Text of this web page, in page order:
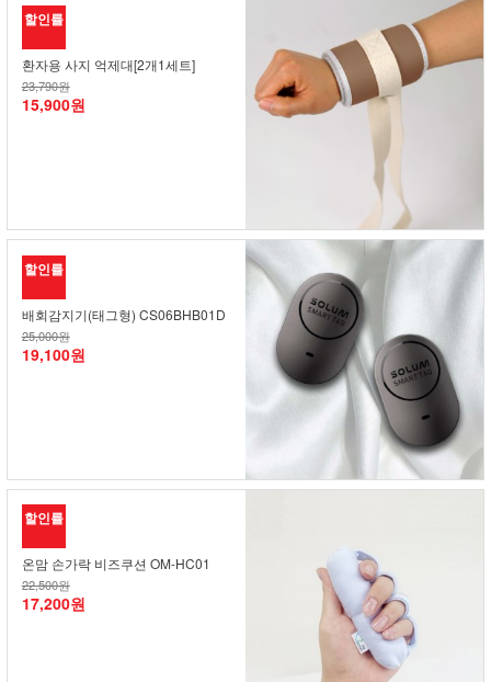
할인률
환자용 사지 억제대[2개1세트]
23,790원
15,900원
할인률
배회감지기(태그형) CS06BHB01D
25,000원
19,100원
할인률
온맘 손가락 비즈쿠션 OM-HC01
22,500원
17,200원